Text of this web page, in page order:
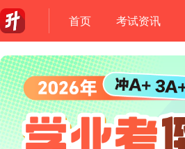
首页 考试资讯